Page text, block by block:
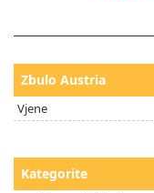
Zbulo Austria
Vjene
Kategorite